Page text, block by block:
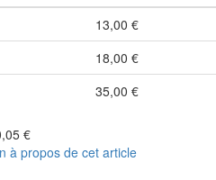
13,00 €
18,00 €
35,00 €
€
à propos de cet article